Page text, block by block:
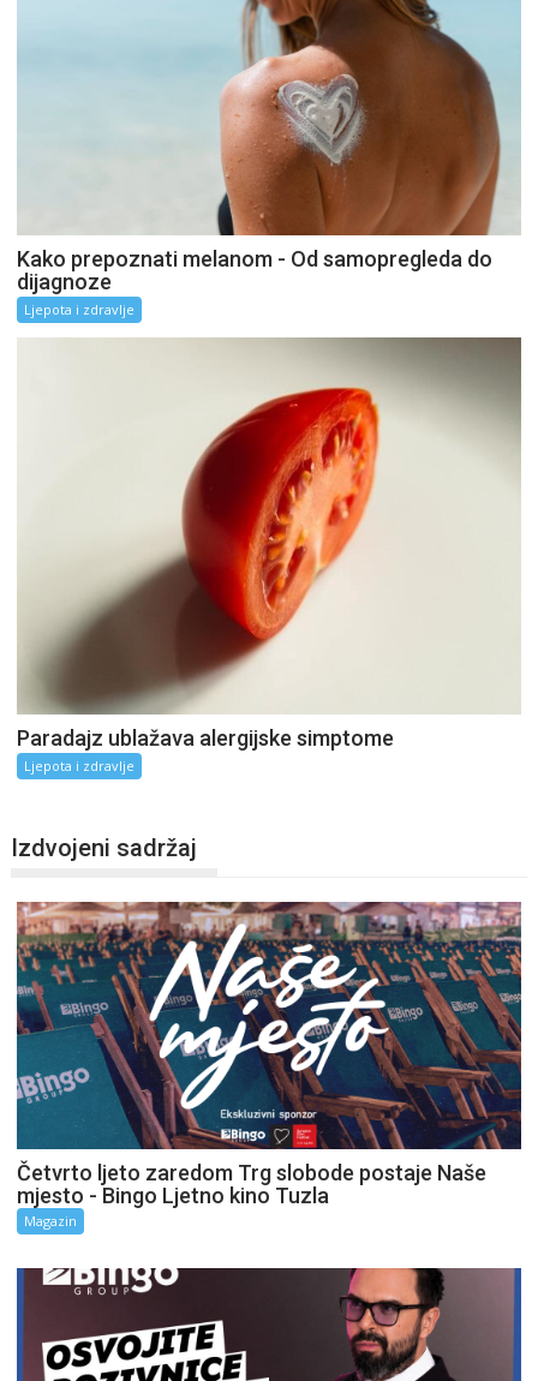
Kako prepoznati melanom - Od samopregleda do
dijagnoze
Ljepota i zdravlje
Paradajz ublažava alergijske simptome
Ljepota i zdravlje
Izdvojeni sadržaj
Četvrto ljeto zaredom Trg slobode postaje Naše
mjesto - Bingo Ljetno kino Tuzla
Magazin